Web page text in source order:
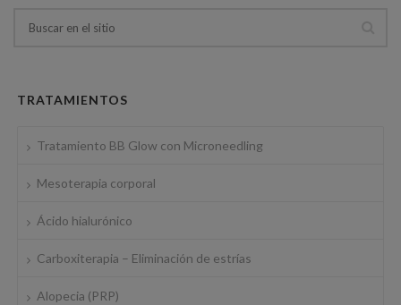
TRATAMIENTOS
Tratamiento BB Glow con Microneedling
Mesoterapia corporal
Ácido hialurónico
Carboxiterapia – Eliminación de estrías
Alopecia (PRP)